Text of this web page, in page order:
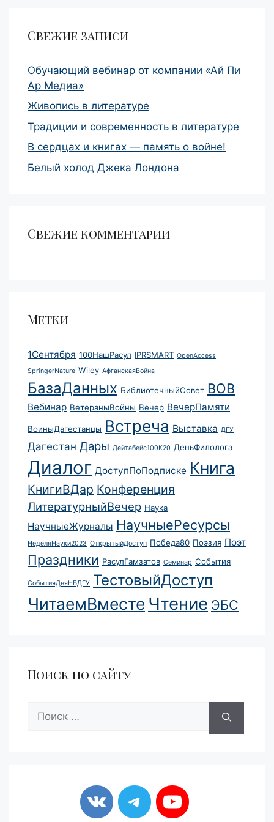
Свежие записи
Обучающий вебинар от компании «Ай Пи
Ар Медиа»
Живопись в литературе
Традиции и современность в литературе
В сердцах и книгах — память о войне!
Белый холод Джека Лондона
Свежие комментарии
Метки
1Сентября 100НашРасул IPRSMART OpenAccess
SpringerNature Wiley АфганскаяВойна
БазаДанных БиблиотечныйСовет ВОВ
Вебинар ВетераныВойны Вечер ВечерПамяти
ВоиныДагестанцы Встреча Выставка ДГУ
Дагестан Дары Дейтабейс100К20 ДеньФилолога
Диалог ДоступПоПодписке Книга
КнигиВДар Конференция
ЛитературныйВечер Наука
НаучныеЖурналы НаучныеРесурсы
НеделяНауки2023 ОткрытыйДоступ Победа80 Поэзия Поэт
Праздники РасулГамзатов Семинар События
СобытияДняНБДГУ ТестовыйДоступ
ЧитаемВместе Чтение ЭБС
Поиск по сайту